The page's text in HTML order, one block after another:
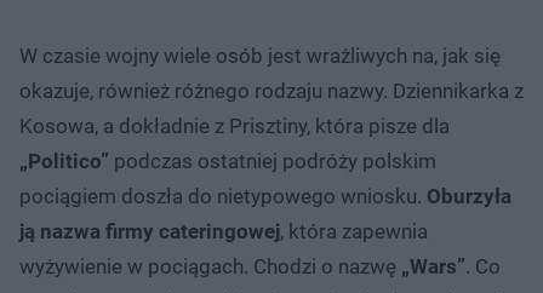
W czasie wojny wiele osób jest wrażliwych na, jak się
okazuje, również różnego rodzaju nazwy. Dziennikarka z
Kosowa, a dokładnie z Prisztiny, która pisze dla
„Politico” podczas ostatniej podróży polskim
pociągiem doszła do nietypowego wniosku. Oburzyła
ją nazwa firmy cateringowej, która zapewnia
wyżywienie w pociągach. Chodzi o nazwę „Wars”. Co